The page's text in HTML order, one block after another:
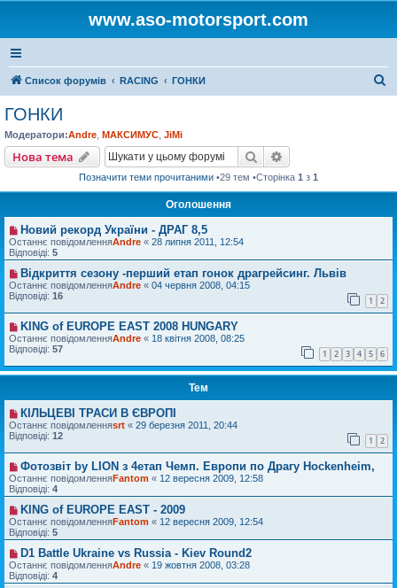
www.aso-motorsport.com
Список форумів RACING ГОНКИ
ГОНКИ
Модератори:Andre МАКСИМУС JiMi
Нова тема Пошук
Позначити теми прочитаними •29 тем •Сторінка 1 з 1
Оголошення
Новий рекорд України - ДРАГ 8,5
Останнє повідомленняAndre « 28 липня 2011, 12:54
Відповіді: 5
Відкриття сезону -перший етап гонок драгрейсинг. Львів
Останнє повідомленняAndre « 04 червня 2008, 04:15
Відповіді: 16 1 2
KING of EUROPE EAST 2008 HUNGARY
Останнє повідомленняAndre « 18 квітня 2008, 08:25
Відповіді: 57 1 2 3 4 5 6
Тем
КІЛЬЦЕВІ ТРАСИ В ЄВРОПІ
Останнє повідомленняsrt « 29 березня 2011, 20:44
Відповіді: 12 1 2
Фотозвіт by LION з 4етап Чемп. Европи по Драгу Hockenheim,
Останнє повідомленняFantom « 12 вересня 2009, 12:58
Відповіді: 4
KING of EUROPE EAST - 2009
Останнє повідомленняFantom « 12 вересня 2009, 12:54
Відповіді: 5
D1 Battle Ukraine vs Russia - Kiev Round2
Останнє повідомленняAndre « 19 жовтня 2008, 03:28
Відповіді: 4